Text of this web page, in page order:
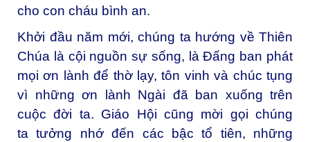
cho con cháu bình an.
Khởi đầu năm mới, chúng ta hướng về Thiên
Chúa là cội nguồn sự sống, là Đấng ban phát
mọi ơn lành để thờ lạy, tôn vinh và chúc tụng
vì những ơn lành Ngài đã ban xuống trên
cuộc đời ta. Giáo Hội cũng mời gọi chúng
ta tưởng nhớ đến các bậc tổ tiên, những